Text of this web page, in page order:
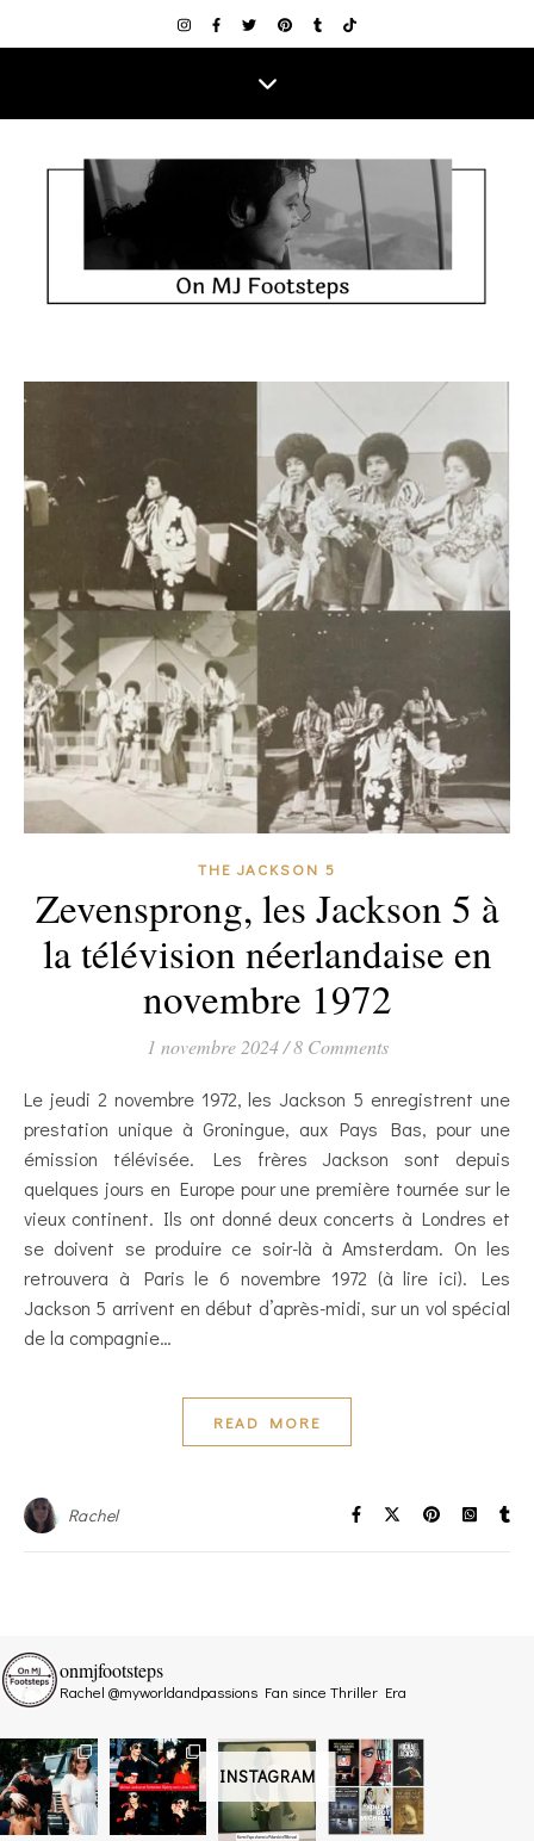
THE JACKSON 5
Zevensprong, les Jackson 5 à
la télévision néerlandaise en
novembre 1972
1 novembre 2024 / 8 Comments
Le jeudi 2 novembre 1972, les Jackson 5 enregistrent une
prestation unique à Groningue, aux Pays Bas, pour une
émission télévisée. Les frères Jackson sont depuis
quelques jours en Europe pour une première tournée sur le
vieux continent. Ils ont donné deux concerts à Londres et
se doivent se produire ce soir-là à Amsterdam. On les
retrouvera à Paris le 6 novembre 1972 (à lire ici). Les
Jackson 5 arrivent en début d’après-midi, sur un vol spécial
de la compagnie…
READ MORE
Rachel
INSTAGRAM
onmjfootsteps
Rachel @myworldandpassions Fan since Thriller Era